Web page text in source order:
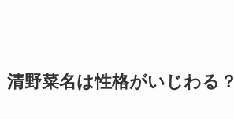
清野菜名は性格がいじわる？